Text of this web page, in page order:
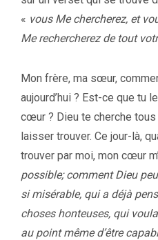
« vous Me chercherez, et
Me rechercherez de tout
Mon frère, ma sœur,
aujourd’hui ? Est-ce que tu
cœur ? Dieu te cherche
laisser trouver. Ce jour-là,
trouver par moi, mon cœur
possible; comment Dieu
si misérable, qui a déjà
choses honteuses, qui
au point même d’être